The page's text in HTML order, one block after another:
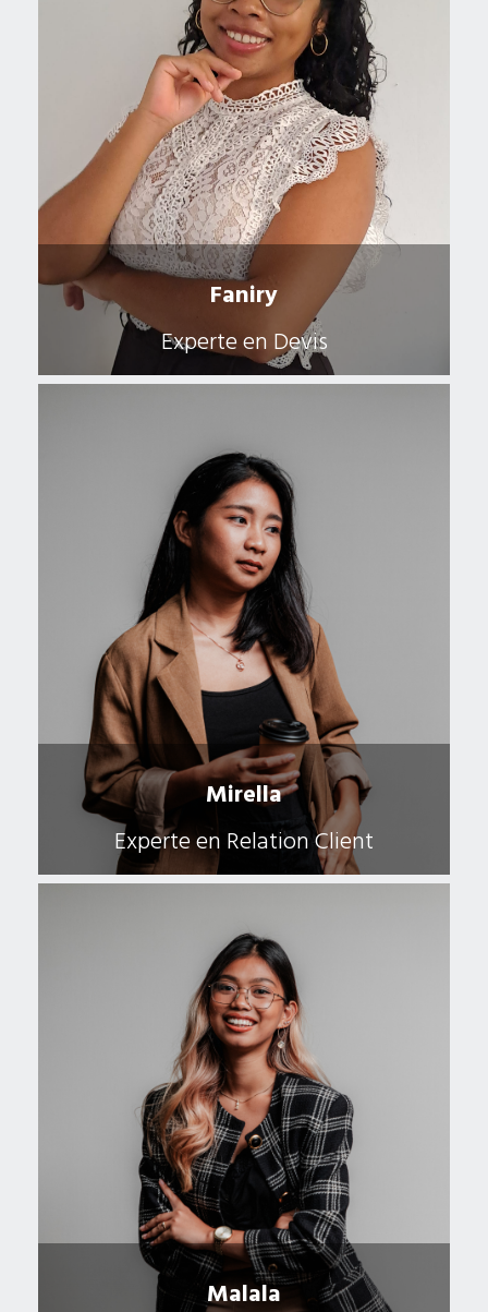
Faniry
Experte en Devis
Mirella
Experte en Relation Client
Malala